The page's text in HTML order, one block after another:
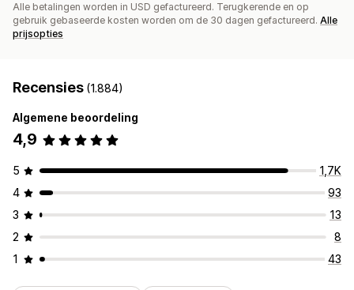
Alle betalingen worden in USD gefactureerd. Terugkerende en op
gebruik gebaseerde kosten worden om de 30 dagen gefactureerd. Alle
prijsopties
Recensies (1.884)
Algemene beoordeling
4,9
5
1,7K
4
93
3
13
2
8
1
43